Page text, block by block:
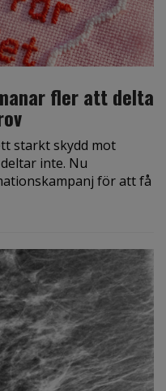
fler att delta
starkt skydd mot
inte. Nu
för att få